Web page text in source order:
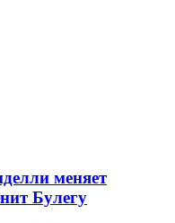
меняет
Булегу